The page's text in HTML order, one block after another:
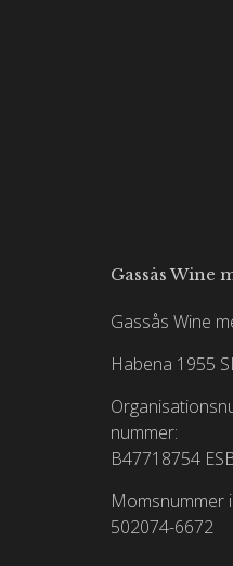
Gassås Wine
Gassås Wine
Habena 1955
nummer:
B47718754
Momsnummer
502074-6672